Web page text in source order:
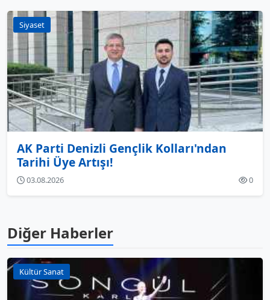
Siyaset
AK Parti Denizli Gençlik Kolları'ndan
Tarihi Üye Artışı!
03.08.2026 0
Diğer Haberler
Kültür Sanat